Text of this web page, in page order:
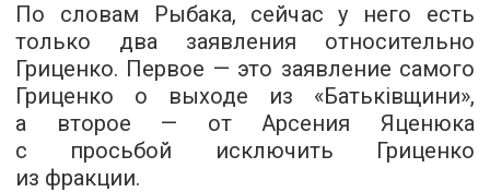
По словам Рыбака, сейчас у него есть
только два заявления относительно
Гриценко. Первое — это заявление самого
Гриценко о выходе из «Батьківщини»,
а второе — от Арсения Яценюка
с просьбой исключить Гриценко
из фракции.